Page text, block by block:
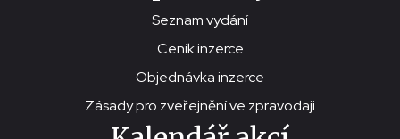
Seznam vydání
Ceník inzerce
Objednávka inzerce
Zásady pro zveřejnění ve zpravodaji